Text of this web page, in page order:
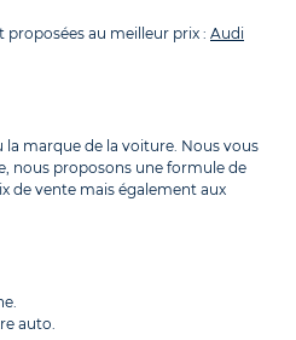
proposées au meilleur prix : Audi
la marque de la voiture. Nous vous
nous proposons une formule de
de vente mais également aux
auto.